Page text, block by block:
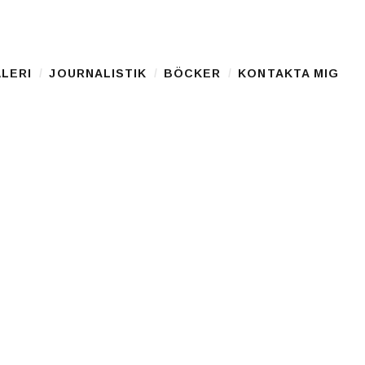
JOURNALISTIK BÖCKER KONTAKTA MIG